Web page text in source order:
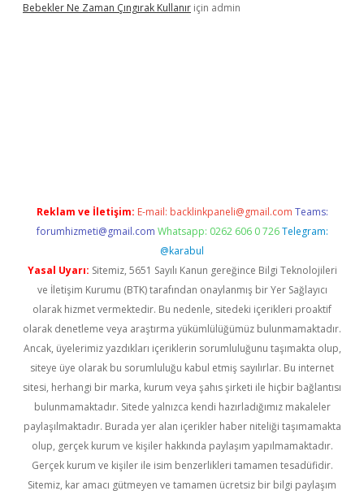
Bebekler Ne Zaman Çıngırak Kullanır için admin
Reklam ve İletişim: E-mail: backlinkpaneli@gmail.com Teams:
forumhizmeti@gmail.com Whatsapp: 0262 606 0 726 Telegram:
@karabul
Yasal Uyarı: Sitemiz, 5651 Sayılı Kanun gereğince Bilgi Teknolojileri
ve İletişim Kurumu (BTK) tarafından onaylanmış bir Yer Sağlayıcı
olarak hizmet vermektedir. Bu nedenle, sitedeki içerikleri proaktif
olarak denetleme veya araştırma yükümlülüğümüz bulunmamaktadır.
Ancak, üyelerimiz yazdıkları içeriklerin sorumluluğunu taşımakta olup,
siteye üye olarak bu sorumluluğu kabul etmiş sayılırlar. Bu internet
sitesi, herhangi bir marka, kurum veya şahıs şirketi ile hiçbir bağlantısı
bulunmamaktadır. Sitede yalnızca kendi hazırladığımız makaleler
paylaşılmaktadır. Burada yer alan içerikler haber niteliği taşımamakta
olup, gerçek kurum ve kişiler hakkında paylaşım yapılmamaktadır.
Gerçek kurum ve kişiler ile isim benzerlikleri tamamen tesadüfidir.
Sitemiz, kar amacı gütmeyen ve tamamen ücretsiz bir bilgi paylaşım